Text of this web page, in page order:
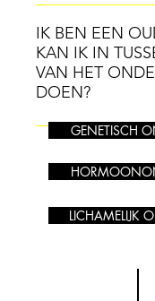
Internationale
geven het advies
adolescent of
vermoeden van
sekse-kenmerken
voor verdere
Experten daar
met zorgvuldige
evaluatie van
onderzoek. Ze
regionale
IK BEN EEN
KAN IK IN
VAN HET
DOEN?
Als je een ouder
variatie in het
belangrijkste
GENETISCH
LICHAMELIJK